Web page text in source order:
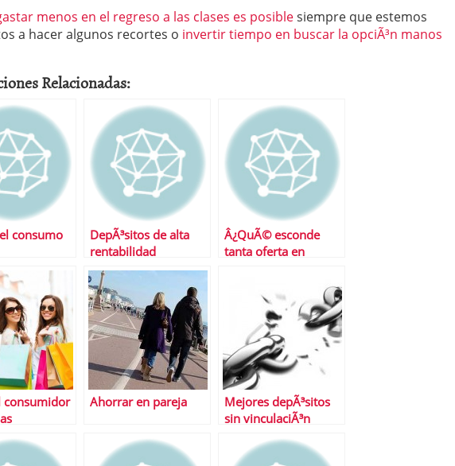
menos en el regreso a las clases es posiblesiempre que estemos
a hacer algunos recortes o invertir tiempo en buscar la opciÃ³n manos
Relacionadas:
consumo
DepÃ³sitos de alta
rentabilidad
vinculados a planes
de pensiones
Â¿QuÃ© esconde
tanta oferta en
consumidor
Ahorrar en pareja
Mejores depÃ³sitos
sin vinculaciÃ³n